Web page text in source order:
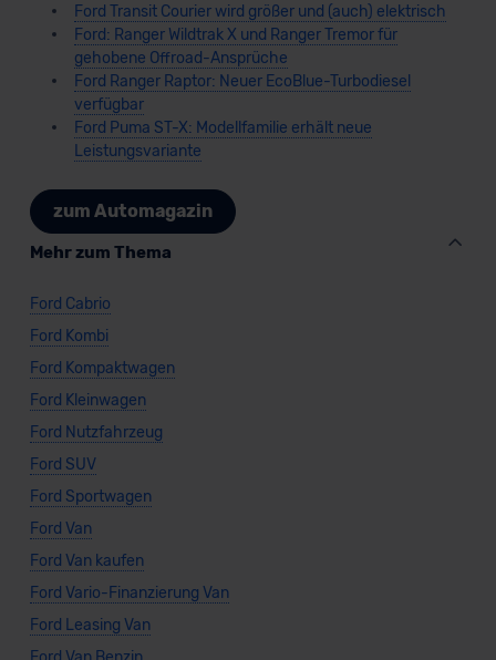
Ford Transit Courier wird größer und (auch) elektrisch
Ford: Ranger Wildtrak X und Ranger Tremor für
gehobene Offroad-Ansprüche
Ford Ranger Raptor: Neuer EcoBlue-Turbodiesel
verfügbar
Ford Puma ST-X: Modellfamilie erhält neue
Leistungsvariante
zum Automagazin
Mehr zum Thema
Ford Cabrio
Ford Kombi
Ford Kompaktwagen
Ford Kleinwagen
Ford Nutzfahrzeug
Ford SUV
Ford Sportwagen
Ford Van
Ford Van kaufen
Ford Vario-Finanzierung Van
Ford Leasing Van